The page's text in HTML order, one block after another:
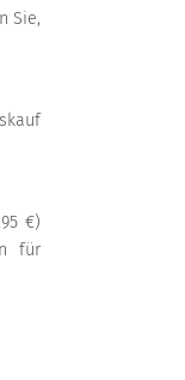
Sie,
€)
für